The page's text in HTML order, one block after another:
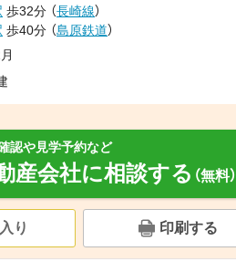
洗面設備 ※別号室の写真になります※ バルコニー セキュリティ
歩32分 （長崎線）
歩40分 （島原鉄道）
認や見学予約など
産会社に相談する （無料）
り 印刷する